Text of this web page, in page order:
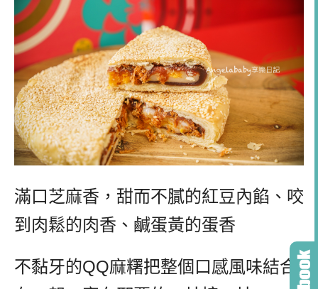
滿口芝麻香，甜而不膩的紅豆內餡、咬
到肉鬆的肉香、鹹蛋黃的蛋香
不黏牙的QQ麻糬把整個口感風味結合